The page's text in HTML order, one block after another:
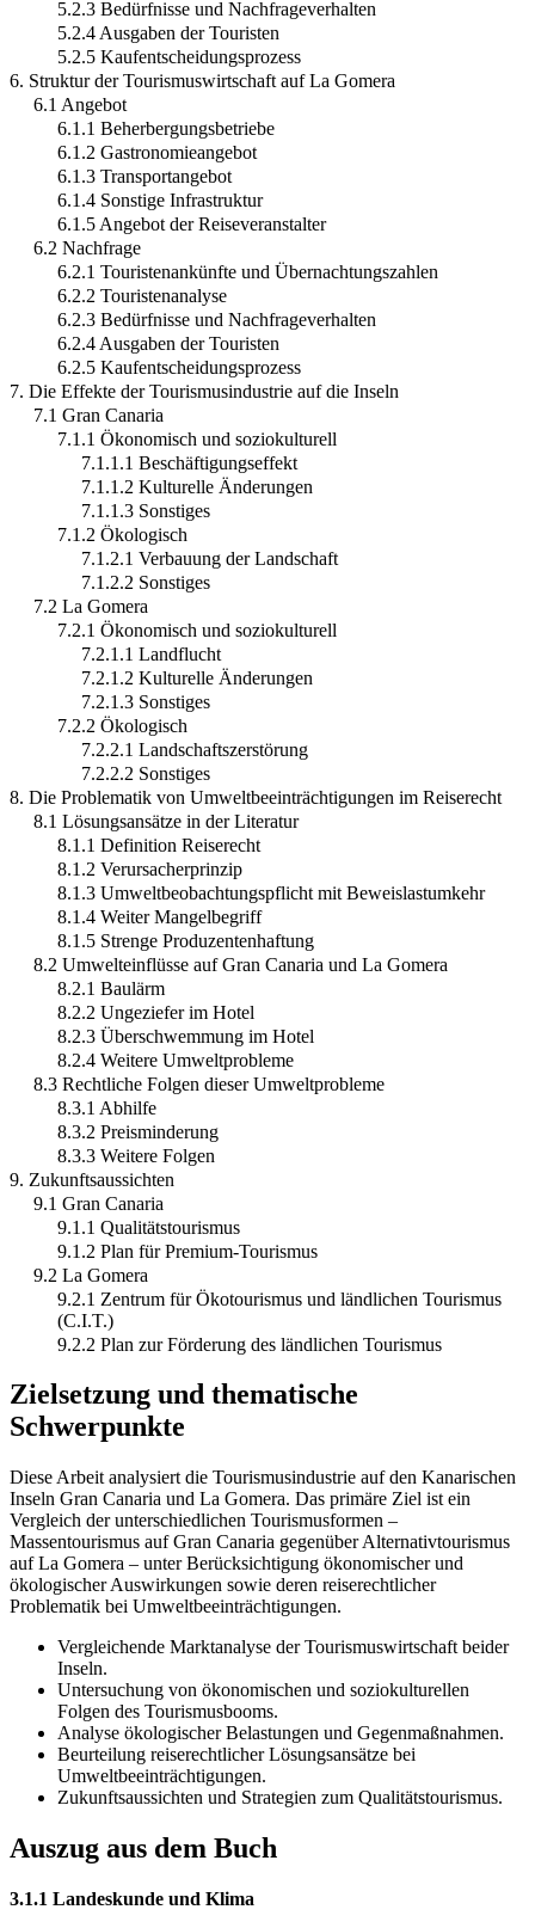
5.2.3 Bedürfnisse und Nachfrageverhalten
5.2.4 Ausgaben der Touristen
5.2.5 Kaufentscheidungsprozess
6. Struktur der Tourismuswirtschaft auf La Gomera
6.1 Angebot
6.1.1 Beherbergungsbetriebe
6.1.2 Gastronomieangebot
6.1.3 Transportangebot
6.1.4 Sonstige Infrastruktur
6.1.5 Angebot der Reiseveranstalter
6.2 Nachfrage
6.2.1 Touristenankünfte und Übernachtungszahlen
6.2.2 Touristenanalyse
6.2.3 Bedürfnisse und Nachfrageverhalten
6.2.4 Ausgaben der Touristen
6.2.5 Kaufentscheidungsprozess
7. Die Effekte der Tourismusindustrie auf die Inseln
7.1 Gran Canaria
7.1.1 Ökonomisch und soziokulturell
7.1.1.1 Beschäftigungseffekt
7.1.1.2 Kulturelle Änderungen
7.1.1.3 Sonstiges
7.1.2 Ökologisch
7.1.2.1 Verbauung der Landschaft
7.1.2.2 Sonstiges
7.2 La Gomera
7.2.1 Ökonomisch und soziokulturell
7.2.1.1 Landflucht
7.2.1.2 Kulturelle Änderungen
7.2.1.3 Sonstiges
7.2.2 Ökologisch
7.2.2.1 Landschaftszerstörung
7.2.2.2 Sonstiges
8. Die Problematik von Umweltbeeinträchtigungen im Reiserecht
8.1 Lösungsansätze in der Literatur
8.1.1 Definition Reiserecht
8.1.2 Verursacherprinzip
8.1.3 Umweltbeobachtungspflicht mit Beweislastumkehr
8.1.4 Weiter Mangelbegriff
8.1.5 Strenge Produzentenhaftung
8.2 Umwelteinflüsse auf Gran Canaria und La Gomera
8.2.1 Baulärm
8.2.2 Ungeziefer im Hotel
8.2.3 Überschwemmung im Hotel
8.2.4 Weitere Umweltprobleme
8.3 Rechtliche Folgen dieser Umweltprobleme
8.3.1 Abhilfe
8.3.2 Preisminderung
8.3.3 Weitere Folgen
9. Zukunftsaussichten
9.1 Gran Canaria
9.1.1 Qualitätstourismus
9.1.2 Plan für Premium-Tourismus
9.2 La Gomera
9.2.1 Zentrum für Ökotourismus und ländlichen Tourismus
(C.I.T.)
9.2.2 Plan zur Förderung des ländlichen Tourismus
Zielsetzung und thematische
Schwerpunkte
Diese Arbeit analysiert die Tourismusindustrie auf den Kanarischen
Inseln Gran Canaria und La Gomera. Das primäre Ziel ist ein
Vergleich der unterschiedlichen Tourismusformen –
Massentourismus auf Gran Canaria gegenüber Alternativtourismus
auf La Gomera – unter Berücksichtigung ökonomischer und
ökologischer Auswirkungen sowie deren reiserechtlicher
Problematik bei Umweltbeeinträchtigungen.
Vergleichende Marktanalyse der Tourismuswirtschaft beider
Inseln.
Untersuchung von ökonomischen und soziokulturellen
Folgen des Tourismusbooms.
Analyse ökologischer Belastungen und Gegenmaßnahmen.
Beurteilung reiserechtlicher Lösungsansätze bei
Umweltbeeinträchtigungen.
Zukunftsaussichten und Strategien zum Qualitätstourismus.
Auszug aus dem Buch
3.1.1 Landeskunde und Klima